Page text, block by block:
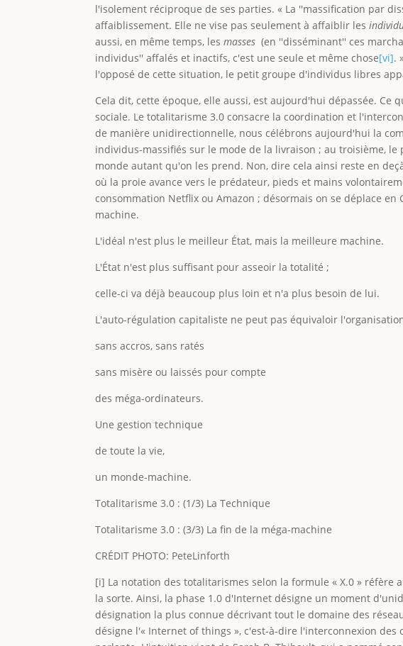
l'isolement réciproque de ses parties. « La ''massification par
affaiblissement. Elle ne vise pas seulement à affaiblir les
aussi, en même temps, lesmasses (en ''disséminant'' ces
individus'' affalés et inactifs, c'est une seule et même chose[vi].
l'opposé de cette situation, le petit groupe d'individus libres
Cela dit, cette époque, elle aussi, est aujourd'hui dépassée.
sociale. Le totalitarisme 3.0 consacre la coordination et
de manière unidirectionnelle, nous célébrons aujourd'hui la
individus-massifiés sur le mode de la livraison ; au troisième,
monde autant qu'on les prend. Non, dire cela ainsi reste en
où la proie avance vers le prédateur, pieds et mains
consommation Netflix ou Amazon ; désormais on se déplace
machine.
L'idéal n'est plus le meilleur État, mais la meilleure machine.
L'État n'est plus suffisant pour asseoir la totalité ;
celle-ci va déjà beaucoup plus loin et n'a plus besoin de lui.
L'auto-régulation capitaliste ne peut pas équivaloir
sans accros, sans ratés
sans misère ou laissés pour compte
des méga-ordinateurs.
Une gestion technique
de toute la vie,
un monde-machine.
Totalitarisme 3.0 : (1/3) La Technique
Totalitarisme 3.0 : (3/3) La fin de la méga-machine
CRÉDIT PHOTO: PeteLinforth
[i] La notation des totalitarismes selon la formule « X.0 »
la sorte. Ainsi, la phase 1.0 d'Internet désigne un moment
désignation la plus connue décrivant tout le domaine des
désigne l'« Internet of things », c'est-à-dire l'interconnexion